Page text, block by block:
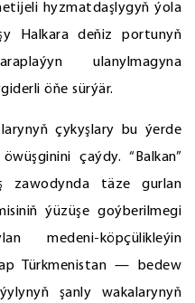
hyzmatdaşlygyň ýola
Halkara deňiz portunyň
ulanylmagyna
öňe sürýär.
çykyşlary bu ýerde
çaýdy. “Balkan”
zawodynda täze gurlan
ýüzüşe goýberilmegi
medeni-köpçülikleýin
Türkmenistan — bedew
şanly wakalarynyň